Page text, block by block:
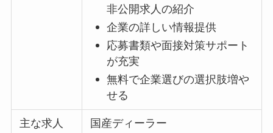
非公開求人の紹介
企業の詳しい情報提供
応募書類や面接対策サポート
が充実
無料で企業選びの選択肢増や
せる
主な求人
国産ディーラー